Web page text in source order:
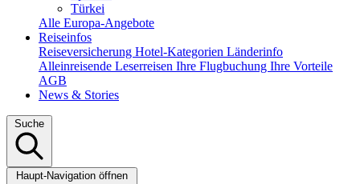
Türkei
Alle Europa-Angebote
Reiseinfos
Reiseversicherung Hotel-Kategorien Länderinfo
Alleinreisende Leserreisen Ihre Flugbuchung Ihre Vorteile
AGB
News & Stories
Suche
Haupt-Navigation öffnen